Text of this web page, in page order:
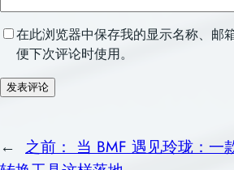
在此浏览器中保存我的显示名称、邮
便下次评论时使用。
← 之前： 当 BMF 遇见玲珑：一